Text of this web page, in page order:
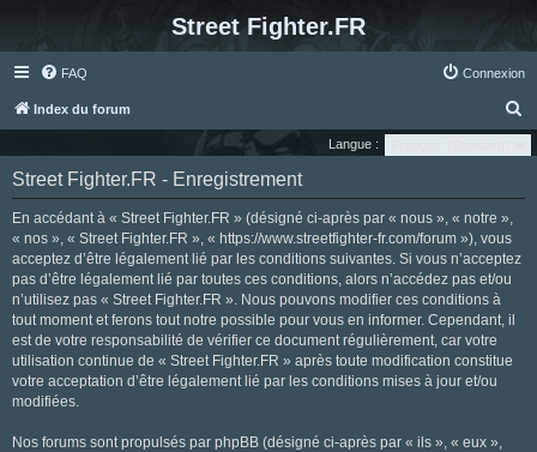
Street Fighter.FR
FAQ Connexion
Index du forum
e
Langue :
Street Fighter.FR - Enregistrement
En accédant à « Street Fighter.FR » (désigné ci-après par « nous », « notre »,
« nos », « Street Fighter.FR », « https://www.streetfighter-fr.com/forum »), vous
acceptez d’être légalement lié par les conditions suivantes. Si vous n’acceptez
pas d’être légalement lié par toutes ces conditions, alors n’accédez pas et/ou
n’utilisez pas « Street Fighter.FR ». Nous pouvons modifier ces conditions à
tout moment et ferons tout notre possible pour vous en informer. Cependant, il
est de votre responsabilité de vérifier ce document régulièrement, car votre
utilisation continue de « Street Fighter.FR » après toute modification constitue
votre acceptation d’être légalement lié par les conditions mises à jour et/ou
modifiées.
Nos forums sont propulsés par phpBB (désigné ci-après par « ils », « eux »,